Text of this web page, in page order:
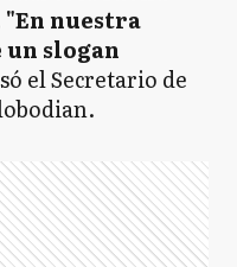
"En nuestra
un slogan
el Secretario de